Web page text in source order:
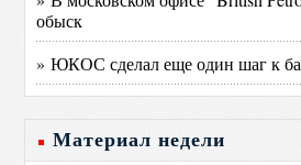
обыск
» ЮКОС сделал еще один шаг к
Материал недели